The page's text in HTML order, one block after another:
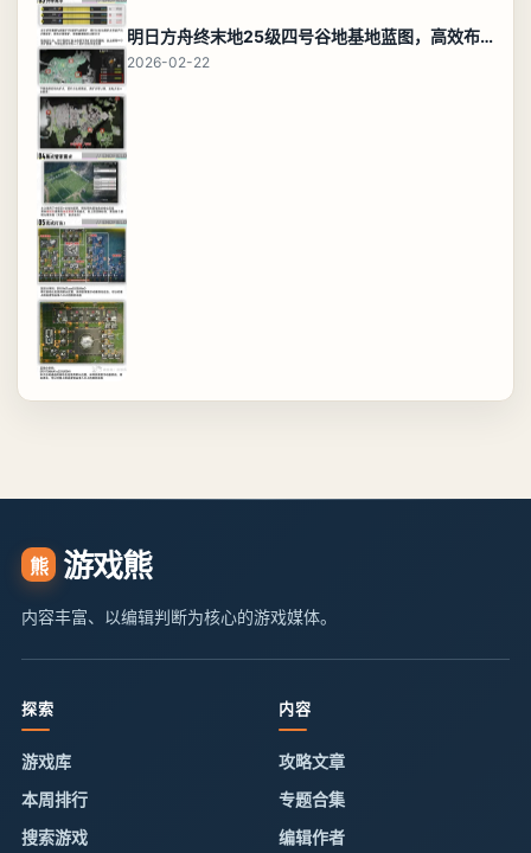
明日方舟终末地25级四号谷地基地蓝图，高效布局规划
2026-02-22
熊 游戏熊
内容丰富、以编辑判断为核心的游戏媒体。
探索
游戏库
本周排行
搜索游戏
内容
攻略文章
专题合集
编辑作者